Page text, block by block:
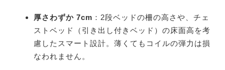
厚さわずか 7cm ：2段ベッドの柵の高さや、チェ
ストベッド（引き出し付きベッド）の床面高を考
慮したスマート設計。薄くてもコイルの弾力は損
なわれません。